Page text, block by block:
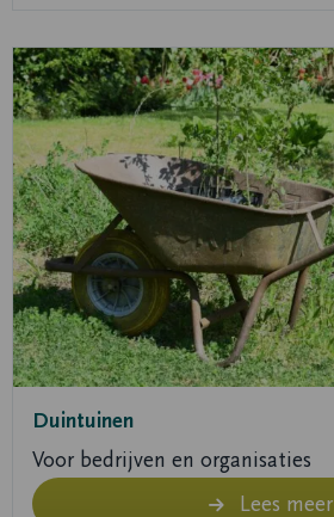
Duintuinen
Voor bedrijven en organisaties
Lees meer
Lees
meer
over
Lees
meer